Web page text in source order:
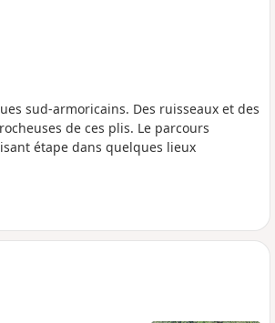
sud-armoricains. Des ruisseaux et des
de ces plis. Le parcours
étape dans quelques lieux